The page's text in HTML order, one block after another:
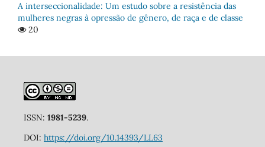
A interseccionalidade: Um estudo sobre a resistência das
mulheres negras à opressão de gênero, de raça e de classe
20
ISSN: 1981-5239.
DOI: https://doi.org/10.14393/LL63